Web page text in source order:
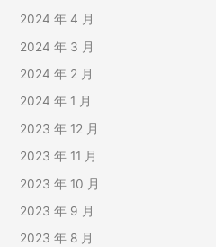
2024 年 4 月
2024 年 3 月
2024 年 2 月
2024 年 1 月
2023 年 12 月
2023 年 11 月
2023 年 10 月
2023 年 9 月
2023 年 8 月